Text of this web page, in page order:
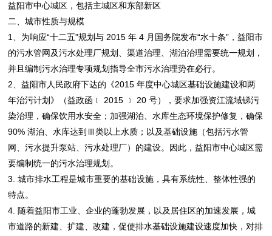
益阳市中心城区，包括主城区和东部新区
二、城市性质与规模
1、为响应“十二五”规划与 2015 年 4 月国务院发布“水十条”，益阳市
的污水管网及污水处理厂规划、渠道治理、湖泊治理需要统一规划，
并且编制污水治理专项规划指导全市污水治理势在必行。
2、益阳市人民政府下达的《2015 年度中心城区基础设施建设和两
年治污计划》（益政函﹝ 2015 ﹞ 20 号），要求加强资江流域锑污
染治理，确保饮用水安全；加强湖泊、水库生态环境保护修复，确保
90% 湖泊、水库达到Ⅲ类以上水质；以及基础设施（包括污水管
网、污水提升泵站、污水处理厂）的建设。因此，益阳市中心城区需
要编制统一的污水治理规划。
3. 城市排水工程是城市重要的基础设施，具有系统性、整体性强的
特点。
4. 随着益阳市工业、企业的蓬勃发展，以及居住区的加速发展，城
市道路的新建、扩建、改建，促使排水基础设施建设速度加快，对排